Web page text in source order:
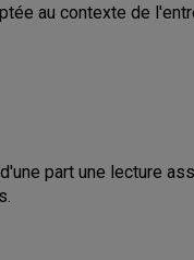
au contexte de
part une lecture